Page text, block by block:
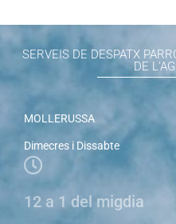
SERVEIS DE DESPATX
DE
MOLLERUSSA
Dimecres i Dissabte
12 a 1 del migdia